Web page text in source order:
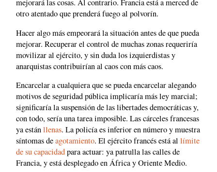
mejorará las cosas. Al contrario. Francia está a merced de
otro atentado que prenderá fuego al polvorín.
Hacer algo más empeorará la situación antes de que pueda
mejorar. Recuperar el control de muchas zonas requeriría
movilizar al ejército, y sin duda los izquierdistas y
anarquistas contribuirían al caos con más caos.
Encarcelar a cualquiera que se pueda encarcelar alegando
motivos de seguridad pública implicaría más ley marcial;
significaría la suspensión de las libertades democráticas y,
con todo, sería una tarea imposible. Las cárceles francesas
ya estánllenas. La policía es inferior en número y muestra
síntomas deagotamiento. El ejército francés está al límite
de su capacidadpara actuar: ya patrulla las calles de
Francia, y está desplegado en África y Oriente Medio.